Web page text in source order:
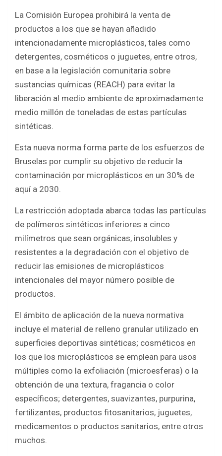
ce
b
o
o
k
tt
er
at
s
A
p
p
ar
e
La Comisión Europea prohibirá la venta de
productos a los que se hayan añadido
intencionadamente microplásticos, tales como
detergentes, cosméticos o juguetes, entre otros,
en base a la legislación comunitaria sobre
sustancias químicas (REACH) para evitar la
liberación al medio ambiente de aproximadamente
medio millón de toneladas de estas partículas
sintéticas.
Esta nueva norma forma parte de los esfuerzos de
Bruselas por cumplir su objetivo de reducir la
contaminación por microplásticos en un 30% de
aquí a 2030.
La restricción adoptada abarca todas las partículas
de polímeros sintéticos inferiores a cinco
milímetros que sean orgánicas, insolubles y
resistentes a la degradación con el objetivo de
reducir las emisiones de microplásticos
intencionales del mayor número posible de
productos.
El ámbito de aplicación de la nueva normativa
incluye el material de relleno granular utilizado en
superficies deportivas sintéticas; cosméticos en
los que los microplásticos se emplean para usos
múltiples como la exfoliación (microesferas) o la
obtención de una textura, fragancia o color
específicos; detergentes, suavizantes, purpurina,
fertilizantes, productos fitosanitarios, juguetes,
medicamentos o productos sanitarios, entre otros
muchos.